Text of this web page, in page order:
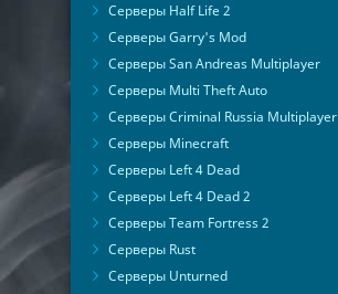
Серверы Half Life 2
Серверы Garry's Mod
Серверы San Andreas Multiplayer
Серверы Multi Theft Auto
Серверы Criminal Russia Multiplayer
Серверы Minecraft
Серверы Left 4 Dead
Серверы Left 4 Dead 2
Серверы Team Fortress 2
Серверы Rust
Серверы Unturned